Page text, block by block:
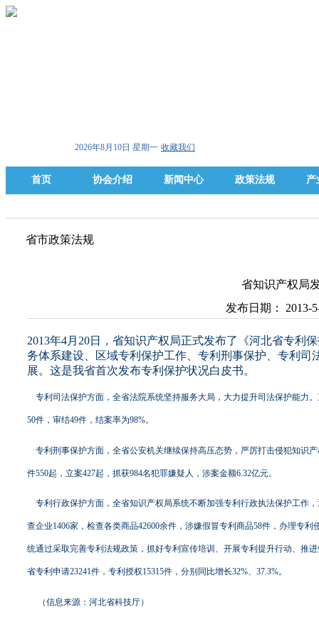
2026年8月10日 星期一 收藏我们
首页 协会介绍 新闻中心 政策法规 产
省市政策法规
省知识产权局
发布日期：
2013年4月20日，省知识产权局正式发布了《河北省专利
务体系建设、区域专利保护工作、专利刑事保护、专利司
展。这是我省首次发布专利保护状况白皮书。
专利司法保护方面，全省法院系统坚持服务大局，大力提升司法保护能力。
50件，审结49件，结案率为98%。
专利刑事保护方面，全省公安机关继续保持高压态势，严厉打击侵犯知识
件550起，立案427起，抓获984名犯罪嫌疑人，涉案金额6.32亿元。
专利行政保护方面，全省知识产权局系统不断加强专利行政执法保护工作
查企业1406家，检查各类商品42600余件，涉嫌假冒专利商品58件，办理专
统通过采取完善专利法规政策，抓好专利宣传培训、开展专利提升行动、推
省专利申请23241件，专利授权15315件，分别同比增长32%、37.3%。
（信息来源：河北省科技厅）